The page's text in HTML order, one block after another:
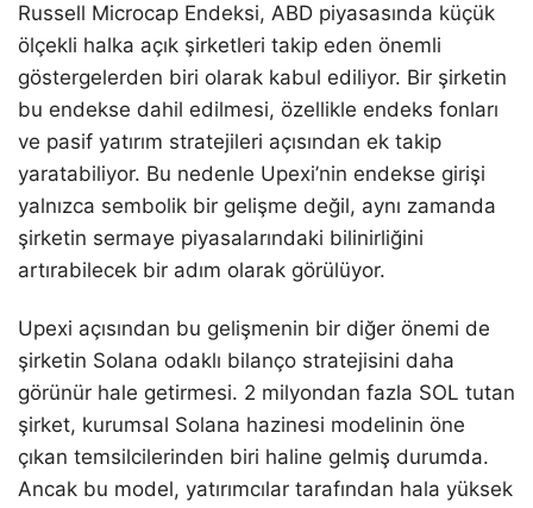
Russell Microcap Endeksi, ABD piyasasında küçük
ölçekli halka açık şirketleri takip eden önemli
göstergelerden biri olarak kabul ediliyor. Bir şirketin
bu endekse dahil edilmesi, özellikle endeks fonları
ve pasif yatırım stratejileri açısından ek takip
yaratabiliyor. Bu nedenle Upexi’nin endekse girişi
yalnızca sembolik bir gelişme değil, aynı zamanda
şirketin sermaye piyasalarındaki bilinirliğini
artırabilecek bir adım olarak görülüyor.
Upexi açısından bu gelişmenin bir diğer önemi de
şirketin Solana odaklı bilanço stratejisini daha
görünür hale getirmesi. 2 milyondan fazla SOL tutan
şirket, kurumsal Solana hazinesi modelinin öne
çıkan temsilcilerinden biri haline gelmiş durumda.
Ancak bu model, yatırımcılar tarafından hala yüksek